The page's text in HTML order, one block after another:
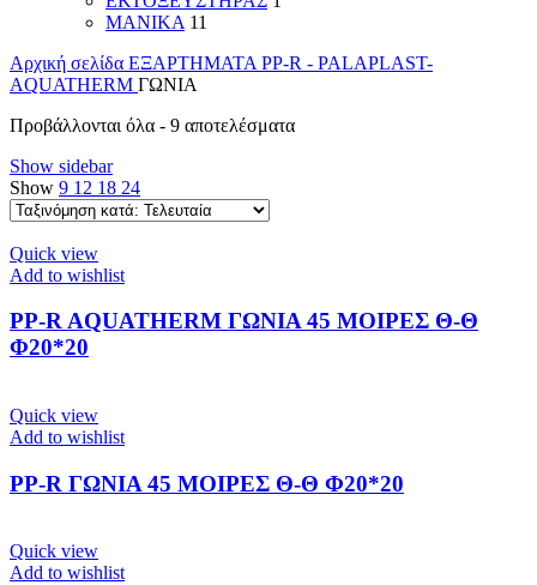
ΜΑΝΙΚΑ 11
Αρχική σελίδα ΕΞΑΡΤΗΜΑΤΑ PP-R - PALAPLAST-
AQUATHERM ΓΩΝΙΑ
Προβάλλονται όλα - 9 αποτελέσματαSorted
Show sidebar
Show 9 12 18 24
Quick view
Add to wishlist
PP-R AQUATHERM ΓΩΝΙΑ 45 ΜΟΙΡΕΣ Θ-Θ
Φ20*20
Quick view
Add to wishlist
PP-R ΓΩΝΙΑ 45 ΜΟΙΡΕΣ Θ-Θ Φ20*20
Quick view
Add to wishlist